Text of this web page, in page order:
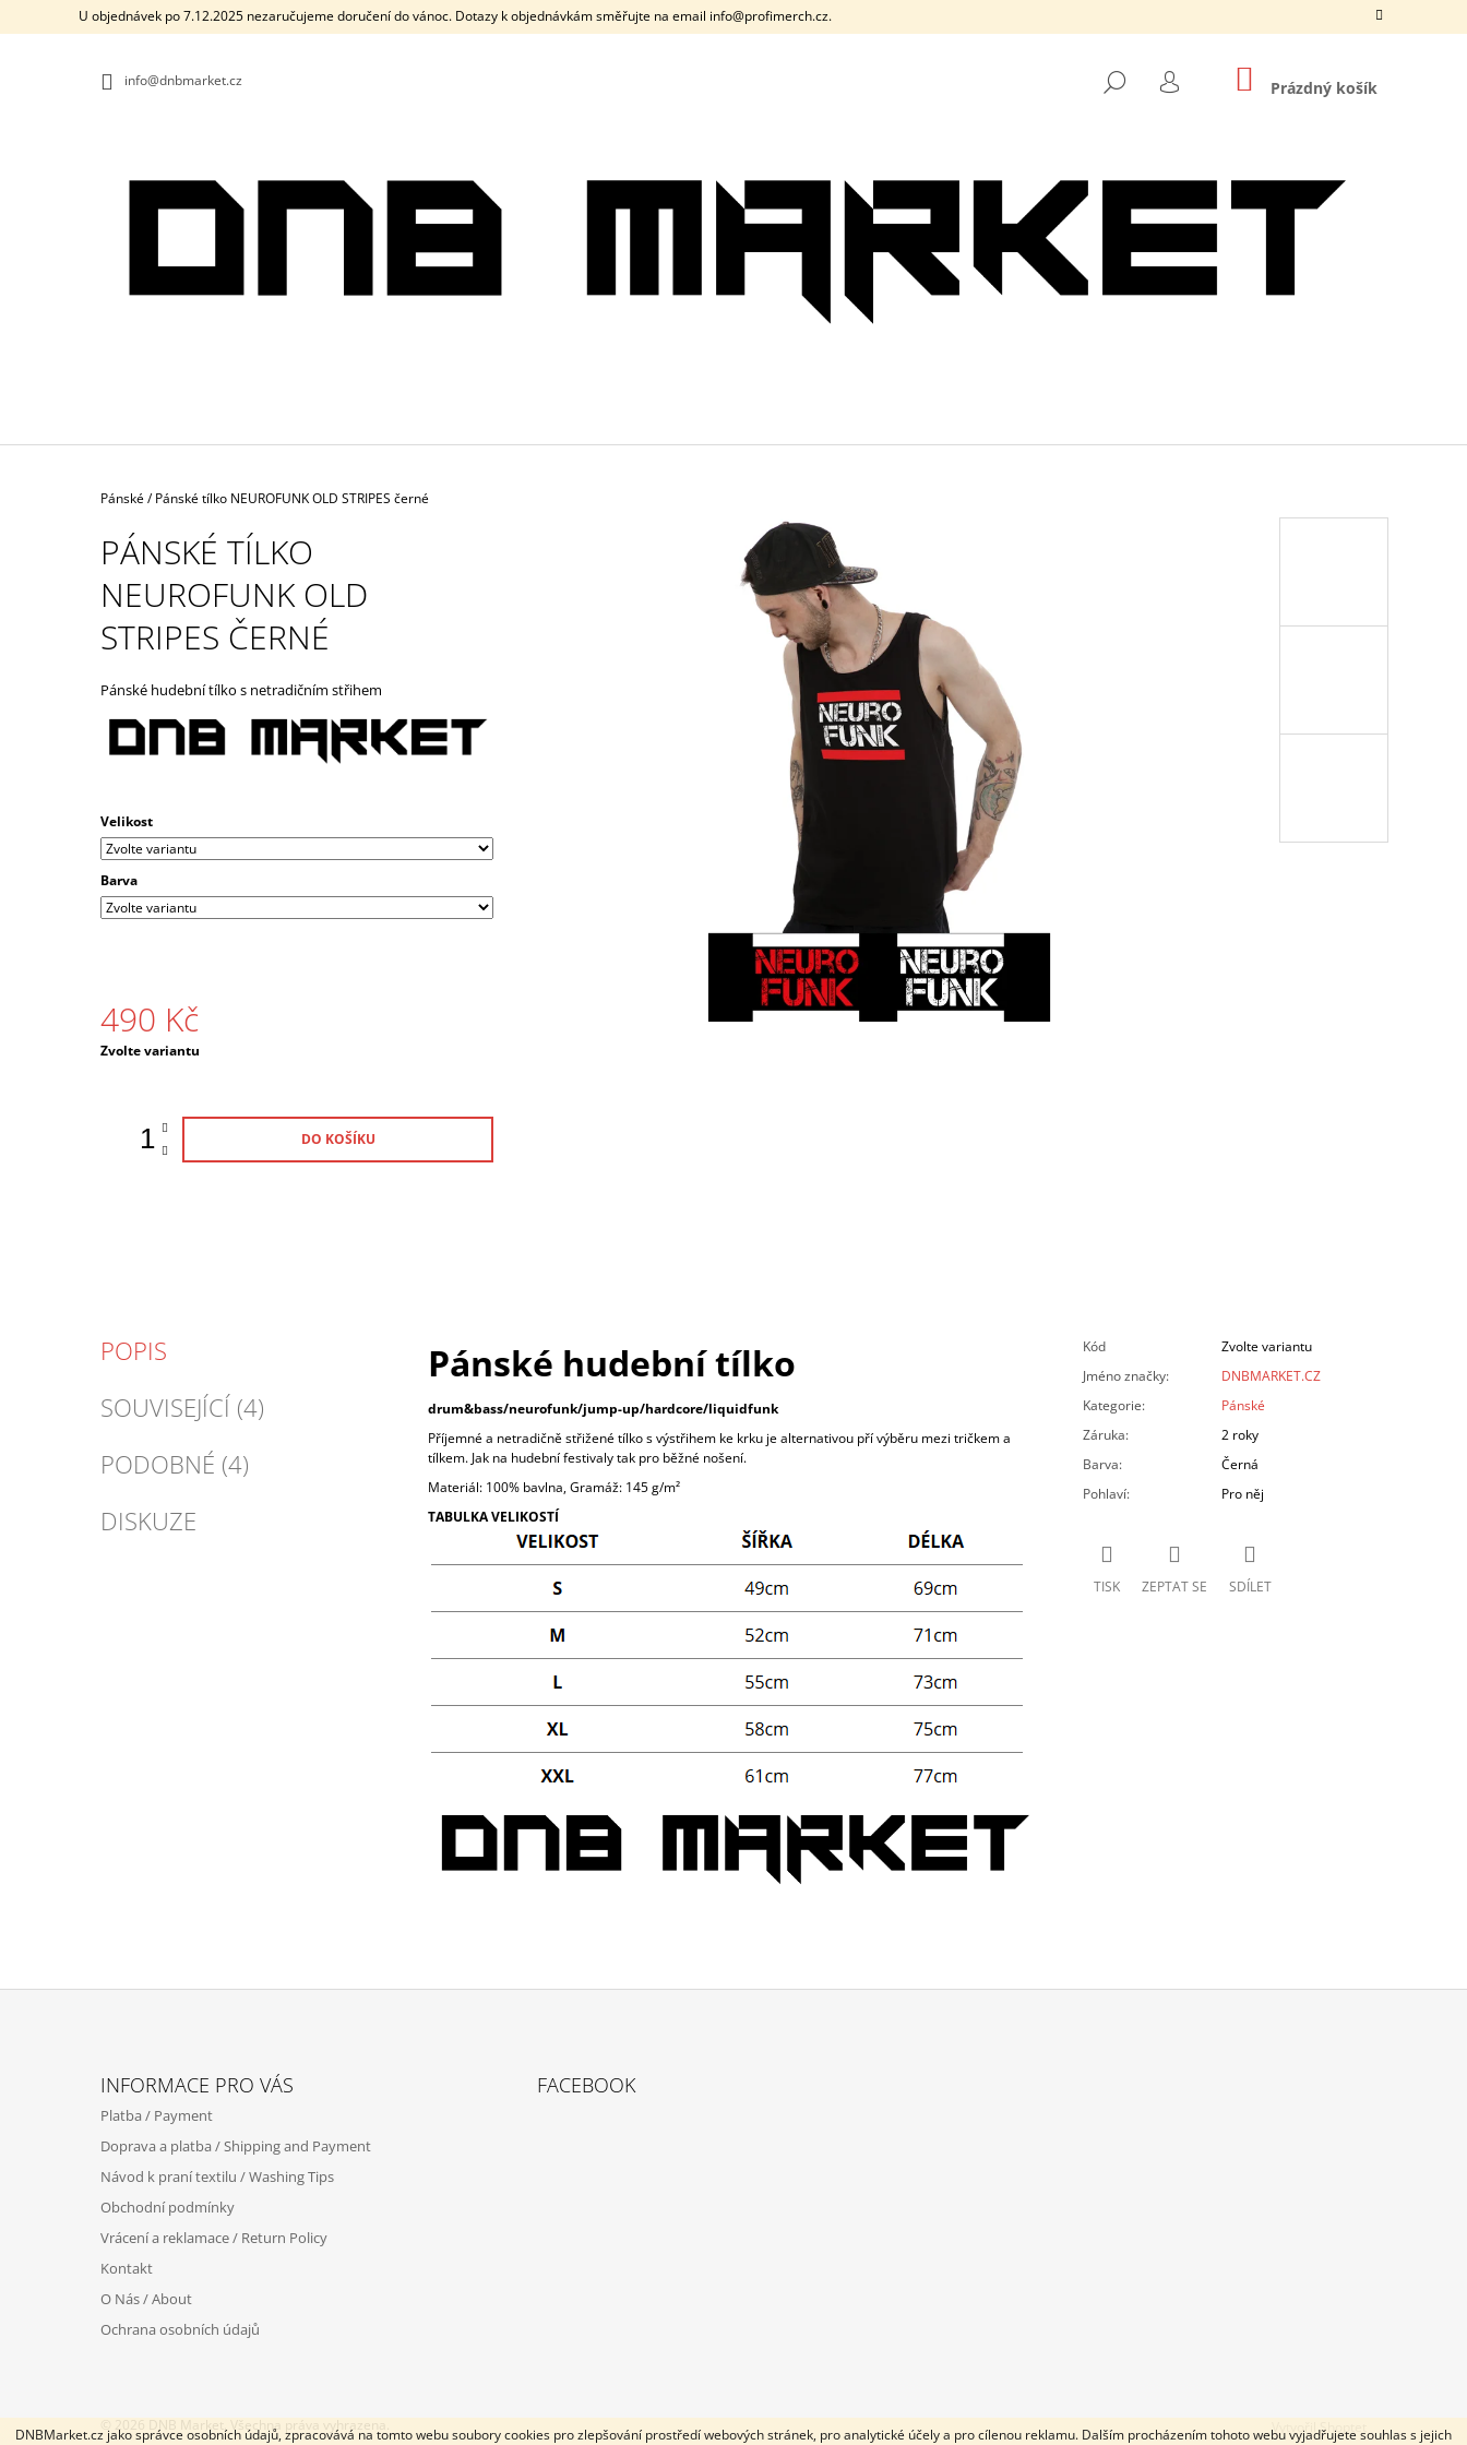
DNBMarket.cz jako správce osobních údajů, zpracovává na tomto webu soubory cookies pro zlepšování prostředí webových stránek, pro analytické účely a pro cílenou reklamu. Dalším procházením tohoto webu vyjadřujete souhlas s jejich
U objednávek po 7.12.2025 nezaručujeme doručení do vánoc. Dotazy k objednávkám směřujte na email info@profimerch.cz.
info@dnbmarket.cz HLEDAT
PŘIHLÁŠENÍ
NÁKUPNÍ
KOŠÍK
Prázdný košík
Domů
Pánské/ Pánské tílko NEUROFUNK OLD STRIPES černé
PÁNSKÉ TÍLKO
NEUROFUNK OLD
STRIPES ČERNÉ
Pánské hudební tílko s netradičním střihem
Velikost
Barva
490 Kč
Měrná
Zvolte variantu
DO KOŠÍKU
POPIS
SOUVISEJÍCÍ (4)
PODOBNÉ (4)
DISKUZE
Pánské hudební tílko
drum&bass/neurofunk/jump-up/hardcore/liquidfunk
Příjemné a netradičně střižené tílko s výstřihem ke krku je alternativou pří výběru mezi tričkem a
tílkem. Jak na hudební festivaly tak pro běžné nošení.
Materiál: 100% bavlna, Gramáž: 145 g/m²
TABULKA VELIKOSTÍ
Kód
Zvolte variantu
Jméno značky:
DNBMARKET.CZ
Kategorie:
Pánské
Záruka:
2 roky
Barva:
Černá
Pohlaví: Pro něj
TISK ZEPTAT SE SDÍLET
O
OBCHODU
OBCHODU
DOPORUČUJEME
STRIPES ČERNÉ / BÍLÉ
INFORMACE PRO VÁS
Platba / Payment
Doprava a platba / Shipping and Payment
Návod k praní textilu / Washing Tips
Obchodní podmínky
Vrácení a reklamace / Return Policy
Kontakt
O Nás / About
Ochrana osobních údajů
FACEBOOK
Vytvořil Shoptet
© 2026 DNB Market. Všechna práva vyhrazena.